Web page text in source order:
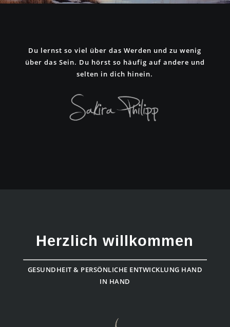
Du lernst so viel über das Werden und zu wenig
über das Sein. Du hörst so häufig auf andere und
selten in dich hinein.
Herzlich willkommen
GESUNDHEIT & PERSÖNLICHE ENTWICKLUNG HAND
IN HAND